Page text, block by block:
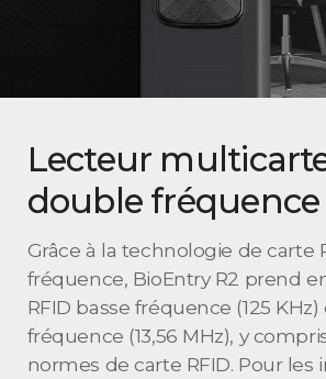
Lecteur
double fréquence
Grâce à la technologie de carte
fréquence, BioEntry R2 prend
RFID basse fréquence (125
fréquence (13,56 MHz), y
normes de carte RFID. Pour les